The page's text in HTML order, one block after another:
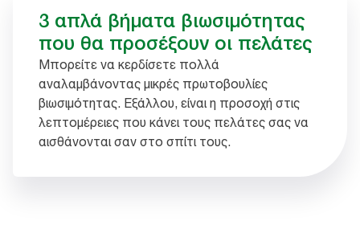
3 απλά βήματα βιωσιμότητας
που θα προσέξουν οι πελάτες
Μπορείτε να κερδίσετε πολλά
αναλαμβάνοντας μικρές πρωτοβουλίες
βιωσιμότητας. Εξάλλου, είναι η προσοχή στις
λεπτομέρειες που κάνει τους πελάτες σας να
αισθάνονται σαν στο σπίτι τους.